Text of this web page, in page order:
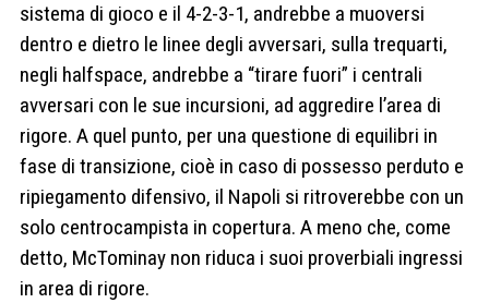
sistema di gioco e il 4-2-3-1, andrebbe a muoversi
dentro e dietro le linee degli avversari, sulla trequarti,
negli halfspace, andrebbe a “tirare fuori” i centrali
avversari con le sue incursioni, ad aggredire l’area di
rigore. A quel punto, per una questione di equilibri in
fase di transizione, cioè in caso di possesso perduto e
ripiegamento difensivo, il Napoli si ritroverebbe con un
solo centrocampista in copertura. A meno che, come
detto, McTominay non riduca i suoi proverbiali ingressi
in area di rigore.